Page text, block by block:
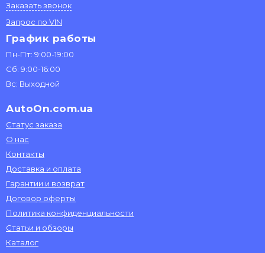
Заказать звонок
Запрос по VIN
График работы
Пн-Пт: 9:00-19:00
Сб: 9:00-16:00
Вс: Выходной
AutoOn.com.ua
Статус заказа
О нас
Контакты
Доставка и оплата
Гарантии и возврат
Договор оферты
Политика конфиденциальности
Статьи и обзоры
Каталог